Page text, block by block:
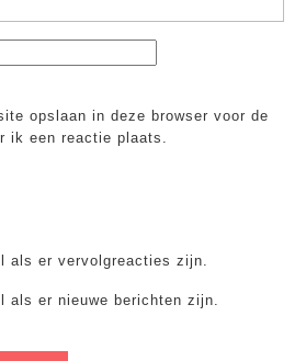
opslaan in deze browser voor de
ik een reactie plaats.
als er vervolgreacties zijn.
als er nieuwe berichten zijn.